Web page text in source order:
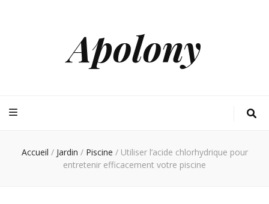
Apolony
Accueil / Jardin / Piscine / Utiliser l’acide chlorhydrique pour
entretenir efficacement votre piscine